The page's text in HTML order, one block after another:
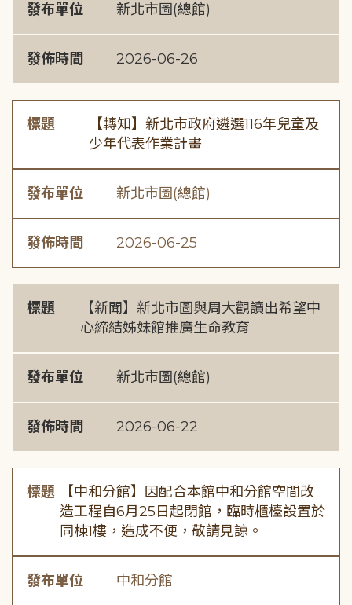
發布單位 新北市圖(總館)
發佈時間 2026-06-26
標題
【轉知】新北市政府遴選116年兒童及
少年代表作業計畫
發布單位 新北市圖(總館)
發佈時間 2026-06-25
標題
【新聞】新北市圖與周大觀讀出希望中
心締結姊妹館推廣生命教育
發布單位 新北市圖(總館)
發佈時間 2026-06-22
標題
【中和分館】因配合本館中和分館空間改
造工程自6月25日起閉館，臨時櫃檯設置於
同棟1樓，造成不便，敬請見諒。
發布單位 中和分館